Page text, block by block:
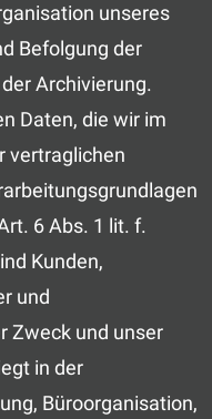
unseres
Befolgung der
Archivierung.
Daten, die wir im
vertraglichen
6 Abs. 1 lit. f.
Kunden,
und
Zweck und unser
in der
Büroorganisation,